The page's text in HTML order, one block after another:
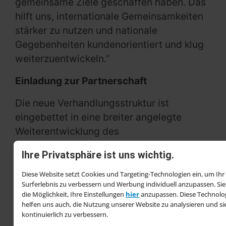
Ihre Privatsphäre ist uns wichtig.
Diese Website setzt Cookies und Targeting-Technologien ein, um Ihr
Surferlebnis zu verbessern und Werbung individuell anzupassen.
die Möglichkeit, Ihre Einstellungen hieranzupassen. Diese
helfen uns auch, die Nutzung unserer Website zu analysieren und
kontinuierlich zu verbessern.
hilft uns, internationale Gemeinsamkeiten
stärker zu nutzen und nationale
Gegebenheiten kundenorientiert und klug
weiterzuentwickeln.”
Einladung zur Partnerschaft
Die neue Verhandlungsstruktur ist
eingebettet in eine breiter angelegte
Weiterentwicklung des
Einzelhandelsgeschäfts. Parallel arbeitet
Hagebau an einer neuen
Sortimentsstrategie, baut die Eigenmarken
DEAL! und h-Marke aus und finalisiert die
Konzeptmarkttypen. Neue Märkte in Föhr,
Varel und Kappeln, der Beitritt des